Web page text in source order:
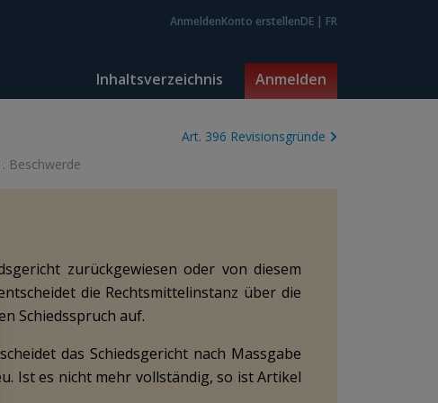
AnmeldenKonto erstellenDE | FR
Inhaltsverzeichnis Anmelden
Art. 396 Revisionsgründe
Beschwerde
zurückgewiesen oder von diesem
die Rechtsmittelinstanz über die
Schiedsspruch auf.
das Schiedsgericht nach Massgabe
Ist es nicht mehr vollständig, so ist Artikel